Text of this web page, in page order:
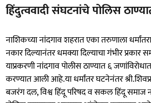
हिंदुत्ववादी संघटनांचे पोलिस
नाशिकच्या नांदगाव शहरात एका तरुणाला
नकार दिल्यानंतर धमक्या दिल्याचा गंभीर
याप्रकरणी नांदगाव पोलीस ठाण्यात ६
करण्यात आली आहे.या धर्मांतर घटनेनंतर
बजरंग दल, विश्व हिंदू परिषद व सकल हिंदू समाज